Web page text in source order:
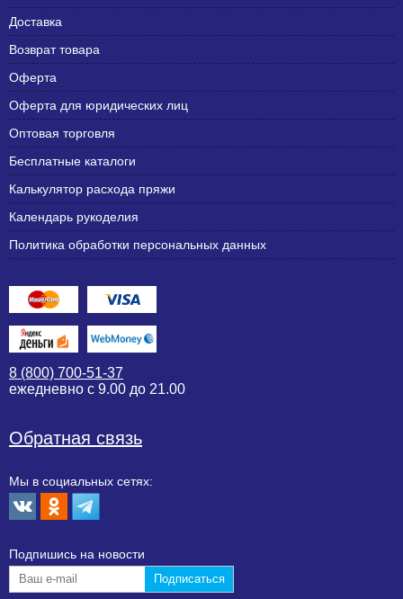
Доставка
Возврат товара
Оферта
Оферта для юридических лиц
Оптовая торговля
Бесплатные каталоги
Калькулятор расхода пряжи
Календарь рукоделия
Политика обработки персональных данных
8 (800) 700-51-37
ежедневно с 9.00 до 21.00
Обратная связь
Мы в социальных сетях:
Подпишиcь на новости